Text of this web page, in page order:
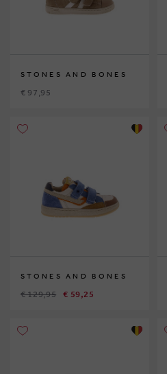
STONES AND BONES
€ 97,95
STONES AND BONES
€ 129,95 € 59,25